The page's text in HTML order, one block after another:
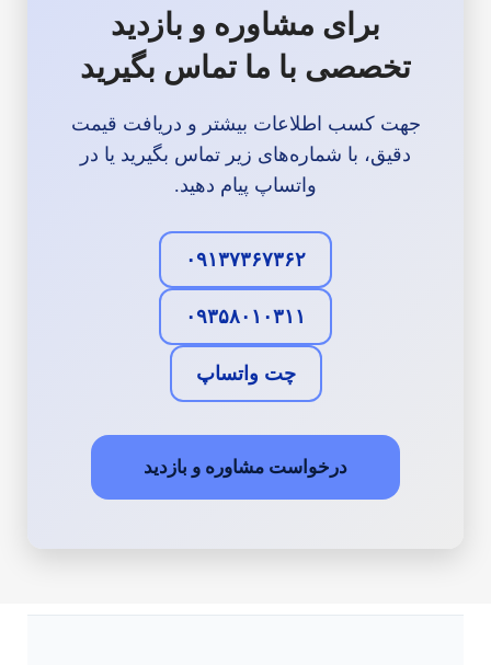
برای مشاوره و بازدید
تخصصی با ما تماس بگیرید
جهت کسب اطلاعات بیشتر و دریافت قیمت
دقیق، با شماره‌های زیر تماس بگیرید یا در
واتساپ پیام دهید.
۰۹۱۳۷۳۶۷۳۶۲
۰۹۳۵۸۰۱۰۳۱۱
چت واتساپ
درخواست مشاوره و بازدید